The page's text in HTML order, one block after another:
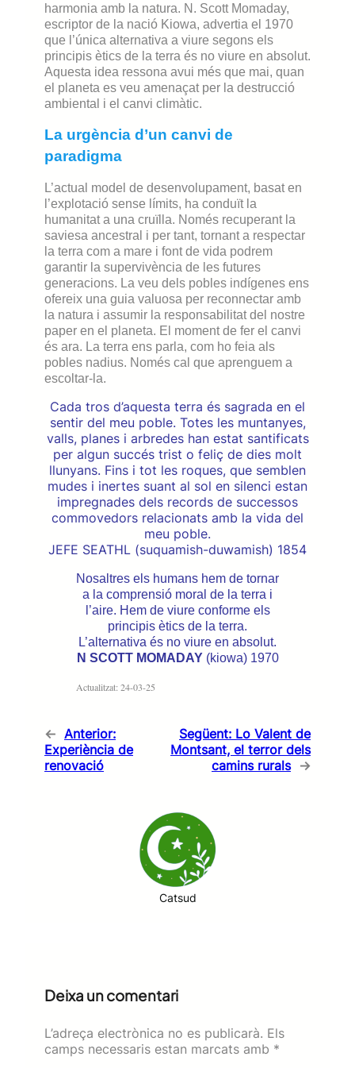
harmonia amb la natura. N. Scott Momaday,
escriptor de la nació Kiowa, advertia el 1970
que l’única alternativa a viure segons els
principis ètics de la terra és no viure en absolut.
Aquesta idea ressona avui més que mai, quan
el planeta es veu amenaçat per la destrucció
ambiental i el canvi climàtic.
La urgència d’un canvi de
paradigma
L’actual model de desenvolupament, basat en
l’explotació sense límits, ha conduït la
humanitat a una cruïlla. Només recuperant la
saviesa ancestral i per tant, tornant a respectar
la terra com a mare i font de vida podrem
garantir la supervivència de les futures
generacions. La veu dels pobles indígenes ens
ofereix una guia valuosa per reconnectar amb
la natura i assumir la responsabilitat del nostre
paper en el planeta. El moment de fer el canvi
és ara. La terra ens parla, com ho feia als
pobles nadius. Només cal que aprenguem a
escoltar-la.
Cada tros d’aquesta terra és sagrada en el
sentir del meu poble. Totes les muntanyes,
valls, planes i arbredes han estat santificats
per algun succés trist o feliç de dies molt
llunyans. Fins i tot les roques, que semblen
mudes i inertes suant al sol en silenci estan
impregnades dels records de successos
commovedors relacionats amb la vida del
meu poble.
JEFE SEATHL (suquamish-duwamish) 1854
Nosaltres els humans hem de tornar
a la comprensió moral de la terra i
l’aire. Hem de viure conforme els
principis ètics de la terra.
L’alternativa és no viure en absolut.
N SCOTT MOMADAY(kiowa) 1970
Actualitzat: 24-03-25
← Anterior:
Experiència de
renovació
Següent: Lo Valent de
Montsant, el terror dels
camins rurals →
Catsud
Deixa un comentari
L’adreça electrònica no es publicarà. Els
camps necessaris estan marcats amb *